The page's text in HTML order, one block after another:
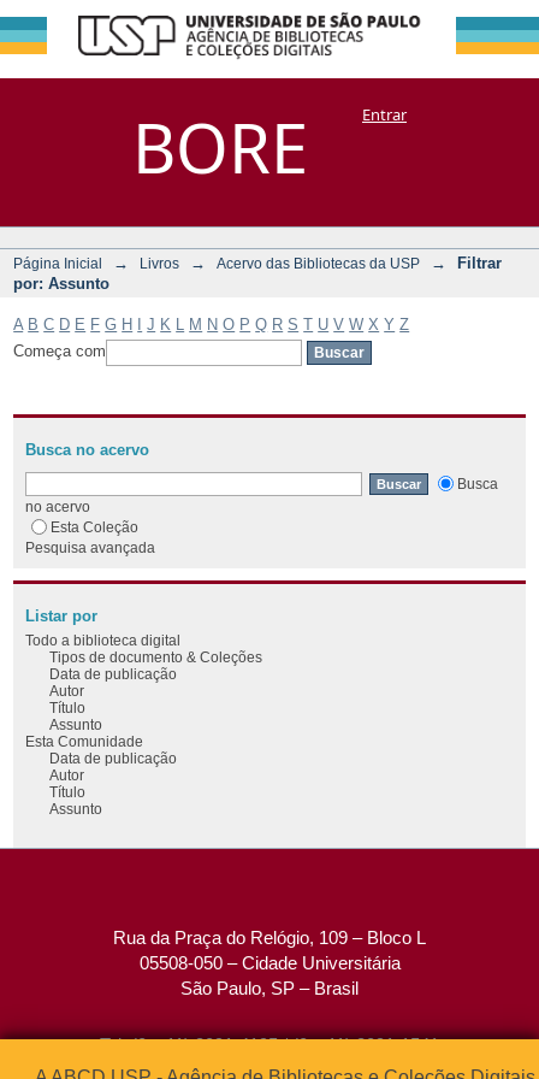
BORE
Filtrar por:
Assunto
DSpace/Manakin + CoriscoEntrar
Página Inicial → Livros → Acervo das Bibliotecas da USP →
Filtrar
por: Assunto
A B C D E F G H J K M N O P Q R S T U V W X Y Z
Começa com
Busca no acervo
Busca
no acervo
Esta Coleção
Pesquisa avançada
Listar por
Todo a biblioteca digital
Tipos de documento & Coleções
Data de publicação
Autor
Título
Assunto
Esta Comunidade
Data de publicação
Autor
Título
Assunto
Rua da Praça do Relógio, 109 – Bloco L
05508-050 – Cidade Universitária
São Paulo, SP – Brasil
Tel: (0xx11) 3091-4195 / (0xx11) 3091-1541
Fax: (0xx11) 3091-1567